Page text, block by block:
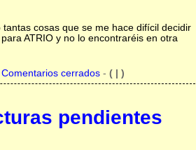
cosas que se me hace difícil decidir
ATRIO y no lo encontraréis en otra
cerrados- ( | )
pendientes